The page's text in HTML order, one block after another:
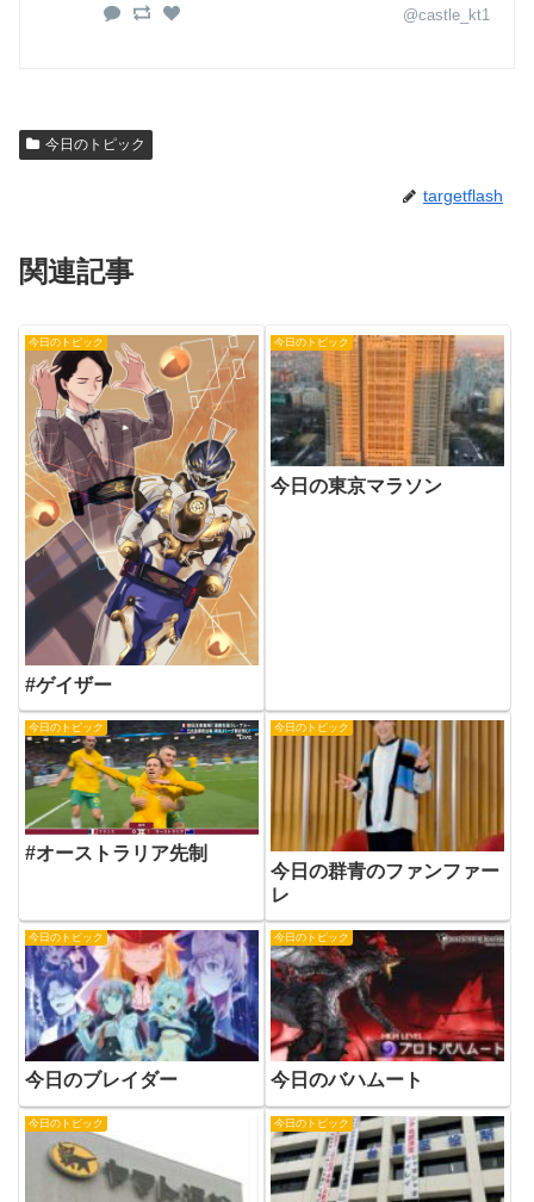
@castle_kt1
今日のトピック
targetflash
関連記事
今日のトピック
#ゲイザー
今日のトピック
今日の東京マラソン
今日のトピック
#オーストラリア先制
今日のトピック
今日の群青のファンファー
レ
今日のトピック
今日のブレイダー
今日のトピック
今日のバハムート
今日のトピック 今日のトピック